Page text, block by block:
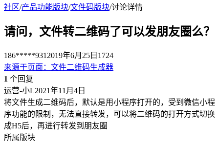
社区/产品功能版块/文件码版块/讨论详情
请问，文件转二维码了可以发朋友圈么？
186*****931 2019年6月25日 1724
来源于页面 ： 文件二维码生成器
1 个回复
运营-小L2021年11月4日
将文件生成二维码后，默认是用小程序打开的，受到微信小程
序功能的限制，无法直接转发，可以将二维码的打开方式切换
成H5后，再进行转发到朋友圈
所属版块